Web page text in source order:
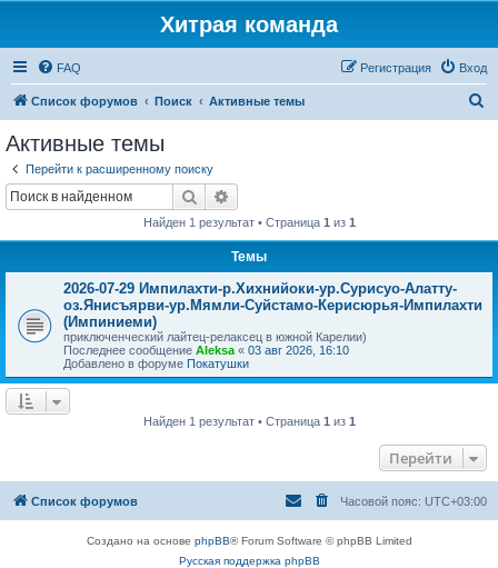
Хитрая команда
FAQ Вход
Регистрация
Список форумов Поиск Активные темы
Активные темы
Перейти к расширенному поиску
Поиск
Найден 1 результат • Страница 1 из 1
Темы
2026-07-29 Импилахти-р.Хихнийоки-ур.Сурисуо-Алатту-
оз.Янисъярви-ур.Мямли-Суйстамо-Керисюрья-Импилахти
(Импиниеми)
приключенческий лайтец-релаксец в южной Карелии)
Последнее сообщение Aleksa « 03 авг 2026, 16:10
Добавлено в форуме Покатушки
Найден 1 результат • Страница 1 из 1
Перейти
Список форумов Часовой пояс: UTC+03:00
Создано на основе phpBB® Forum Software © phpBB Limited
Русская поддержка phpBB